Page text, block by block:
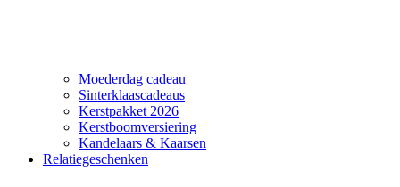
Moederdag cadeau
Sinterklaascadeaus
Kerstpakket 2026
Kerstboomversiering
Kandelaars & Kaarsen
Relatiegeschenken